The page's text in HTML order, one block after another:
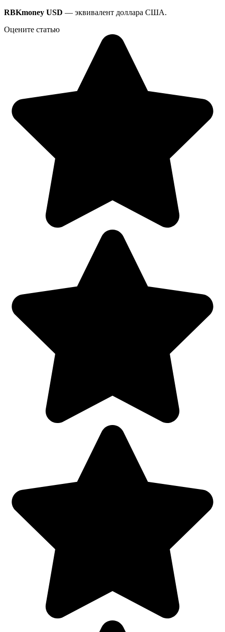
RBKmoney USD — эквивалент доллара США.
Оцените статью